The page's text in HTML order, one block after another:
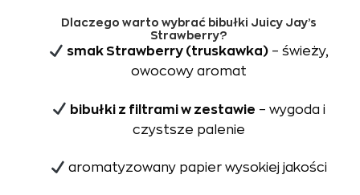
Dlaczego warto wybrać bibułki Juicy Jay’s
Strawberry?
smak Strawberry (truskawka)– świeży,
owocowy aromat
bibułki z filtrami w zestawie – wygoda i
czystsze palenie
aromatyzowany papier wysokiej jakości